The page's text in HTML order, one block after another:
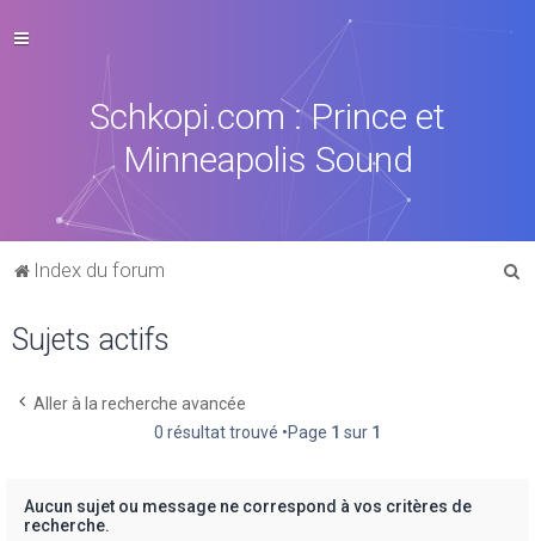
Schkopi.com : Prince et
Minneapolis Sound
Index du forum
Sujets actifs
Aller à la recherche avancée
0 résultat trouvé •Page 1 sur 1
Aucun sujet ou message ne correspond à vos critères de
recherche.